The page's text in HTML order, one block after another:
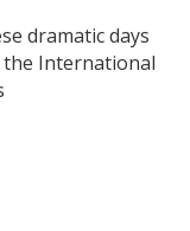
dramatic days
International